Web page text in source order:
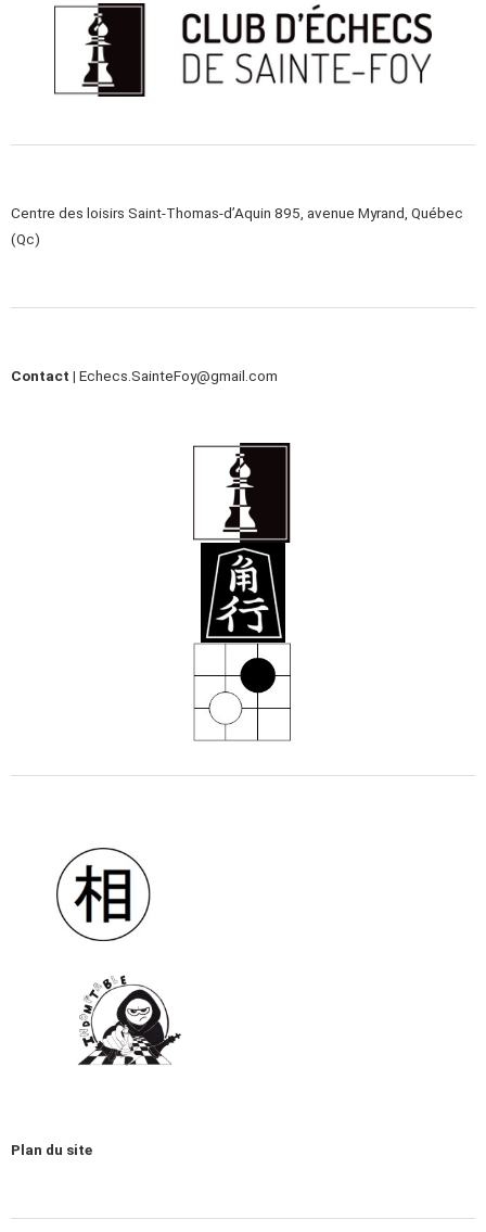
Centre des loisirs Saint-Thomas-d’Aquin 895, avenue Myrand, Québec
(Qc)
Contact | Echecs.SainteFoy@gmail.com
Plan du site